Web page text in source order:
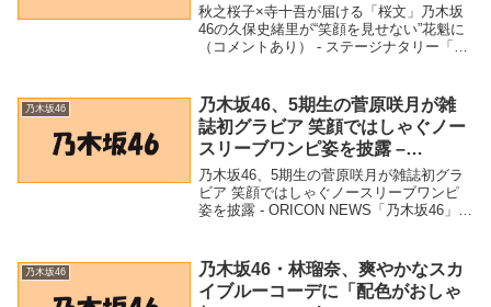
ステージナタリー
秋之桜子×寺十吾が届ける「桜文」乃木坂
46の久保史緒里が“笑顔を見せない”花魁に
（コメントあり） - ステージナタリー「乃
を見せない”花魁に（コメントあり） -...
乃木坂46
乃木坂46、5期生の菅原咲月が雑
誌初グラビア 笑顔ではしゃぐノー
スリーブワンピ姿を披露 –
ORICON NEWS
乃木坂46、5期生の菅原咲月が雑誌初グラ
ビア 笑顔ではしゃぐノースリーブワンピ
姿を披露 - ORICON NEWS「乃木坂46」関
ワンピ姿を披露 - ORICON...
乃木坂46
乃木坂46・林瑠奈、爽やかなスカ
イブルーコーデに「配色がおしゃ